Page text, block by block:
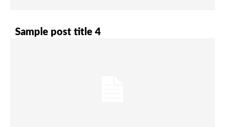
Sample post title 4